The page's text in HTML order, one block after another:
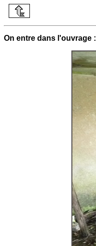
On entre dans l'ouvrage :